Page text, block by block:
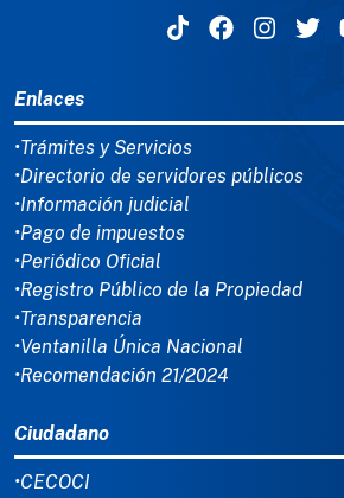
Enlaces
•Trámites y Servicios
•Directorio de servidores públicos
•Información judicial
•Pago de impuestos
•Periódico Oficial
•Registro Público de la Propiedad
•Transparencia
•Ventanilla Única Nacional
•Recomendación 21/2024
Ciudadano
•CECOCI